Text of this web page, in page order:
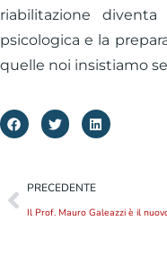
riabilitazione
psicologica e la
quelle noi insistiamo
PRECEDENTE